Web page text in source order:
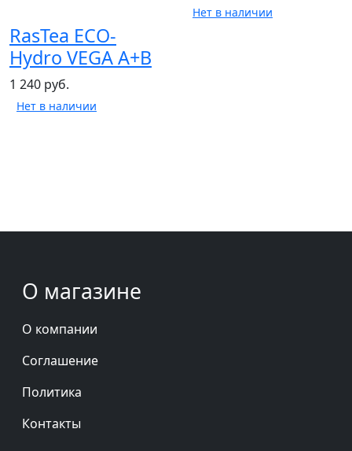
Нет в наличии
RasTea ECO-
Hydro VEGA A+B
1 240 руб.
Нет в наличии
О магазине
О компании
Соглашение
Политика
Контакты